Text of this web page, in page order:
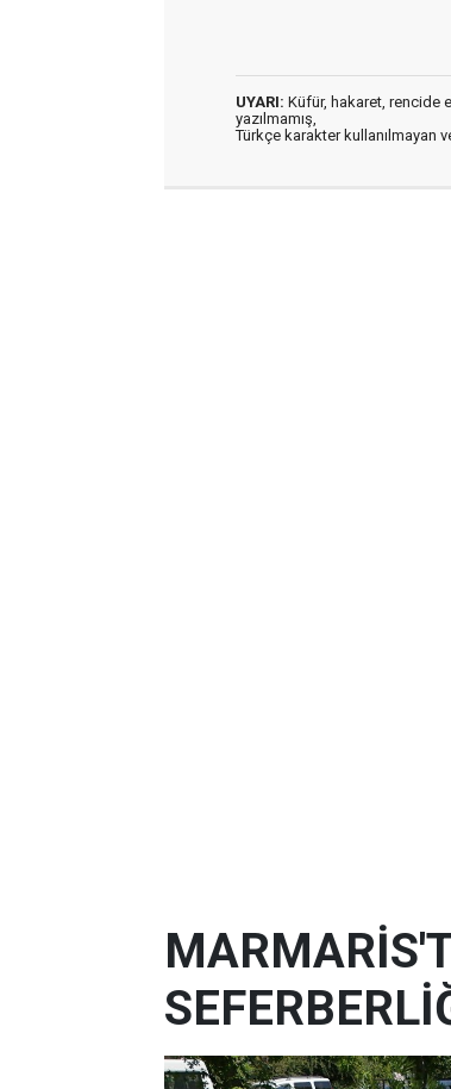
UYARI: Küfür, hakaret, rencide
yazılmamış,
Türkçe karakter kullanılmayan